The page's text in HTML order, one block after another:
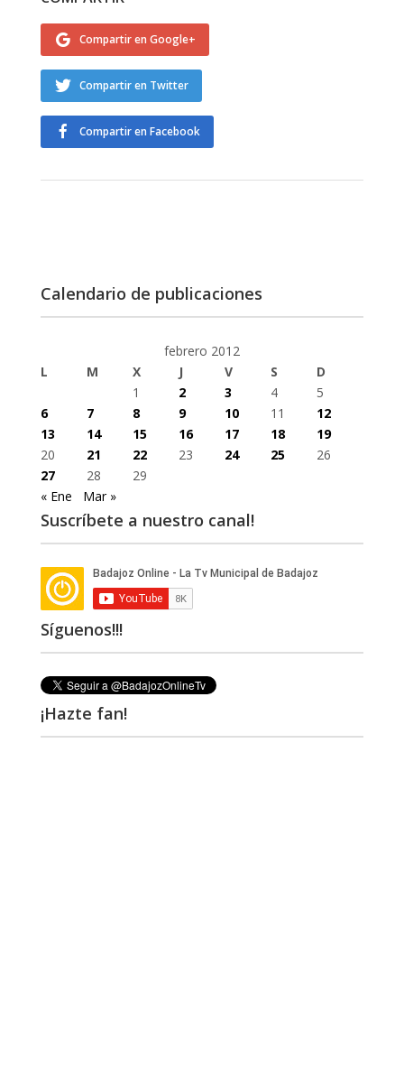
Compartir en Google+
Compartir en Twitter
Compartir en Facebook
Calendario de publicaciones
febrero 2012
L
M X J V S
D
1
2 3 4
5
6
7 8 9 10 11
12
13
14 15 16 17 18
19
20
21 22 23 24 25
26
27
28
29
« Ene
Mar »
Suscríbete a nuestro canal!
Síguenos!!!
¡Hazte fan!